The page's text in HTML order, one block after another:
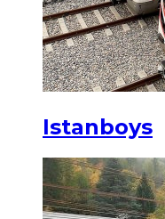
Istanboys